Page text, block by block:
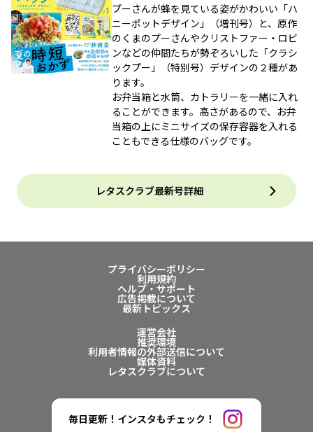
プーさんが蜂を見ている姿がかわいい「ハ
ニーポットデザイン」（増刊号）と、原作
のくまのプーさんやクリストファー・ロビ
ンなどの仲間たちが勢ぞろいした「クラシ
ックプー」（特別号）デザインの２種があ
ります。
お弁当箱と水筒、カトラリーを一緒に入れ
ることができます。高さがあるので、お弁
当箱の上にミニサイズの保存容器を入れる
こともできる仕様のバッグです。
レタスクラブ最新号詳細
プライバシーポリシー
利用規約
ヘルプ・サポート
広告掲載について
最新トピックス
運営会社
推奨環境
利用者情報の外部送信について
媒体資料
レタスクラブについて
毎日更新！インスタもチェック！